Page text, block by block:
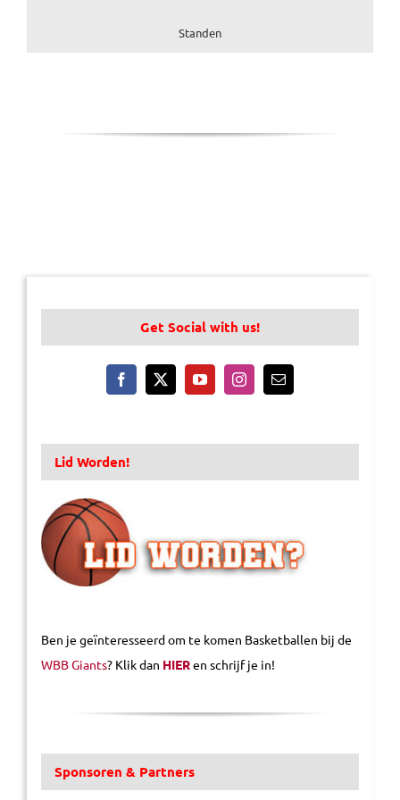
Standen
Get Social with us!
Lid Worden!
Ben je geïnteresseerd om te komen Basketballen bij de
WBB Giants? Klik dan HIERen schrijf je in!
Sponsoren & Partners